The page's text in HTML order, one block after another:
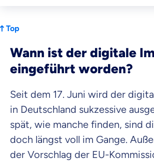
Top
Wann ist der digitale
eingeführt worden?
Seit dem 17. Juni wird der
in Deutschland sukzessive
spät, wie manche finden, sind
doch längst voll im Gange.
der Vorschlag der EU-